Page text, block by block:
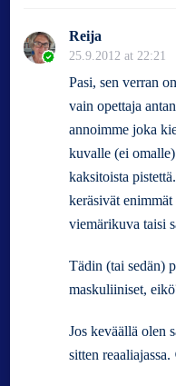
Reija
25.9.2012 at 22:21
Pasi, sen verran
vain opettaja
annoimme joka
kuvalle (ei
kaksitoista
keräsivät
viemärikuva taisi
Tädin (tai sedän)
maskuliiniset,
Jos keväällä olen
sitten reaaliajassa.